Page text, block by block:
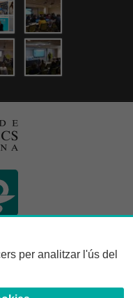
per analitzar l'ús del